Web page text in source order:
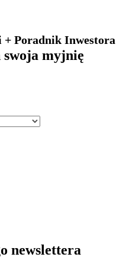
+ Poradnik Inwestora
myjnię
newslettera